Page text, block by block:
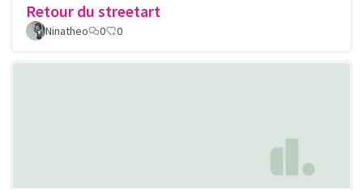
Retour du streetart
Ninatheo 0 0